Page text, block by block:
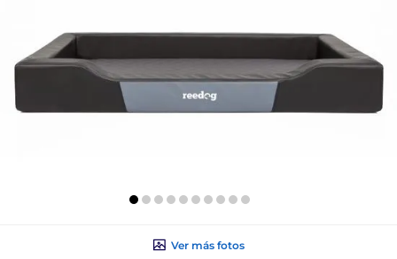
Ver más fotos